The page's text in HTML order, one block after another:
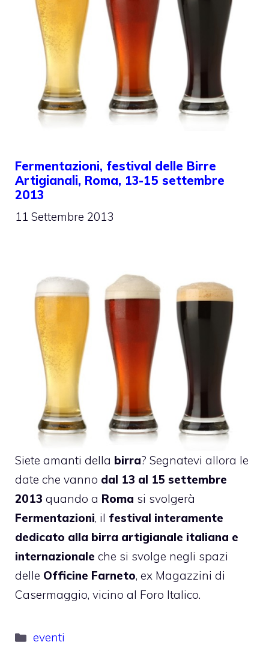
Fermentazioni, festival delle Birre
Artigianali, Roma, 13-15 settembre
2013
11 Settembre 2013
Siete amanti della birra? Segnatevi allora le
date che vanno dal 13 al 15 settembre
2013 quando a Roma si svolgerà
Fermentazioni, il festival interamente
dedicato alla birra artigianale italiana e
internazionale che si svolge negli spazi
delle Officine Farneto, ex Magazzini di
Casermaggio, vicino al Foro Italico.
Categorie
eventi